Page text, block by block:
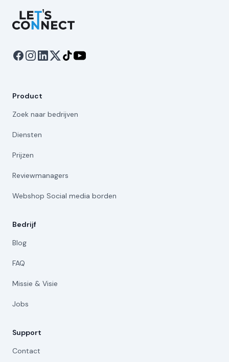
Let's Connect
Product
Zoek naar bedrijven
Diensten
Prijzen
Reviewmanagers
Webshop Social media borden
Bedrijf
Blog
FAQ
Missie & Visie
Jobs
Support
Contact